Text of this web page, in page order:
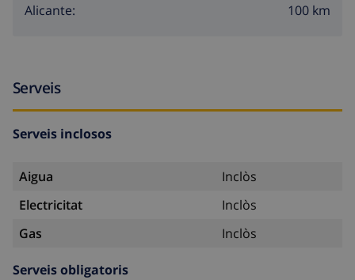
Alicante: 100 km
Serveis
Serveis inclosos
Aigua
Inclòs
Electricitat
Inclòs
Gas
Inclòs
Serveis obligatoris